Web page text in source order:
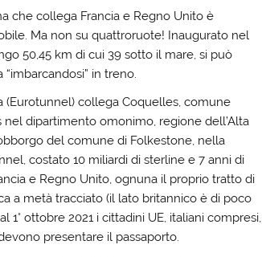
che collega Francia e Regno Unito è
Ma non su quattroruote! Inaugurato nel
50,45 km di cui 39 sotto il mare, si può
in treno.
(Eurotunnel) collega Coquelles, comune
nel dipartimento omonimo, regione dell’Alta
del comune di Folkestone, nella
costato 10 miliardi di sterline e 7 anni di
e Regno Unito, ognuna il proprio tratto di
a metà tracciato (il lato britannico è di poco
ottobre 2021 i cittadini UE, italiani compresi,
presentare il passaporto.